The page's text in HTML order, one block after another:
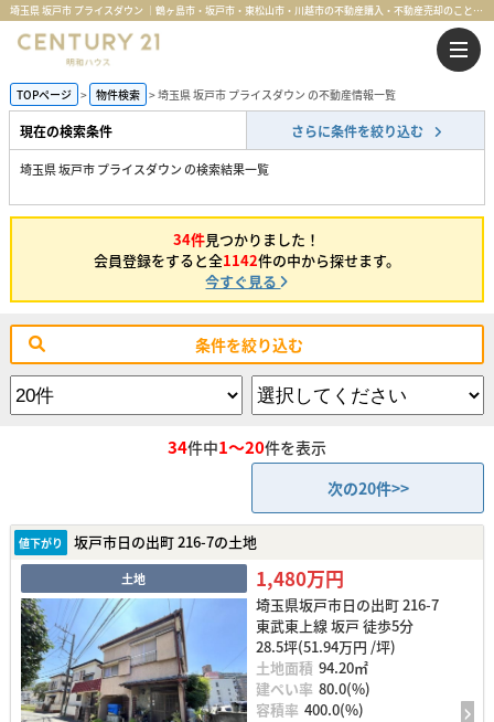
埼玉県 坂戸市 プライスダウン ｜鶴ヶ島市・坂戸市・東松山市・川越市の不動産購入・不動産売却のことならセンチュリー21明和ハウス
TOPページ 物件検索 埼玉県 坂戸市 プライスダウン の不動産情報一覧
現在の検索条件 さらに条件を絞り込む
埼玉県 坂戸市 プライスダウン の検索結果一覧
34件見つかりました！
会員登録をすると全1142件の中から探せます。
今すぐ見る
条件を絞り込む
34件中1～20件を表示
次の20件>>
値下がり 坂戸市日の出町 216-7の土地
土地 1,480万円
埼玉県坂戸市日の出町 216-7
東武東上線 坂戸 徒歩5分
28.5坪(51.94万円 /坪)
土地面積 94.20㎡
建ぺい率 80.0(%)
容積率 400.0(%)